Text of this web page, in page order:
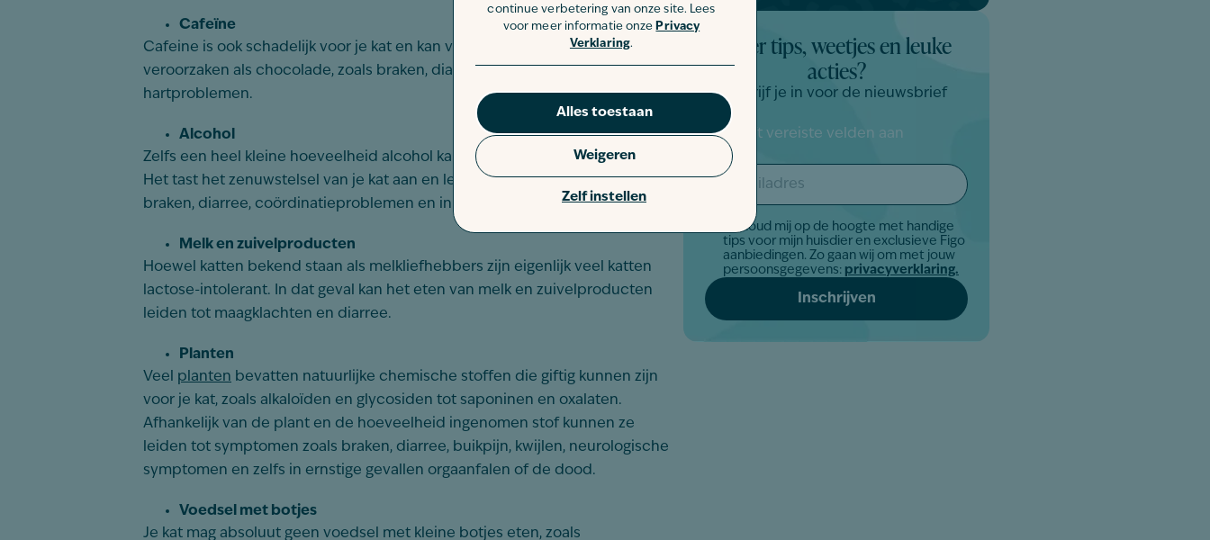
continue verbetering van onze site. Lees
voor meer informatie onze Privacy
Verklaring.
Alles toestaan
Zelf instellen
Weigeren
Cafeïne
Cafeine is ook schadelijk voor je kat en kan vergelijkbare symptomen
veroorzaken als chocolade, zoals braken, diarree, tremoren en
hartproblemen.
Alcohol
Zelfs een heel kleine hoeveelheid alcohol kan al schadelijk zijn voor je kat.
Het tast het zenuwstelsel van je kat aan en leiden tot symptomen zoals
braken, diarree, coördinatieproblemen en in ernstige gevallen zelfs coma.
Melk en zuivelproducten
Hoewel katten bekend staan als melkliefhebbers zijn eigenlijk veel katten
lactose-intolerant. In dat geval kan het eten van melk en zuivelproducten
leiden tot maagklachten en diarree.
Planten
Veel planten bevatten natuurlijke chemische stoffen die giftig kunnen zijn
voor je kat, zoals alkaloïden en glycosiden tot saponinen en oxalaten.
Afhankelijk van de plant en de hoeveelheid ingenomen stof kunnen ze
leiden tot symptomen zoals braken, diarree, buikpijn, kwijlen, neurologische
symptomen en zelfs in ernstige gevallen orgaanfalen of de dood.
Voedsel met botjes
Je kat mag absoluut geen voedsel met kleine botjes eten, zoals
Meer tips, weetjes en leuke
acties?
Schrijf je in voor de nieuwsbrief
"*" geeft vereiste velden aan
mailadres
Akkoord
Ja, houd mij op de hoogte met handige
tips voor mijn huisdier en exclusieve Figo
aanbiedingen. Zo gaan wij om met jouw
persoonsgegevens: privacyverklaring.